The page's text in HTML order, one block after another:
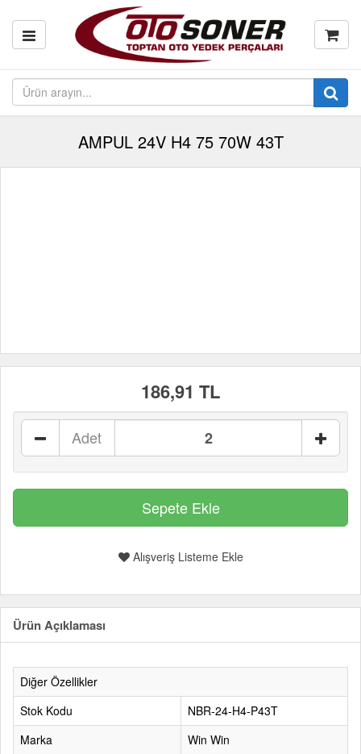
AMPUL 24V H4 75 70W 43T
186,91 TL
Adet
Alışveriş Listeme Ekle
Ürün Açıklaması
Diğer Özellikler
Stok Kodu
NBR-24-H4-P43T
Marka
Win Win